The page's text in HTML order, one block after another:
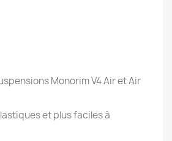
Monorim V4 Air et Air
et plus faciles à